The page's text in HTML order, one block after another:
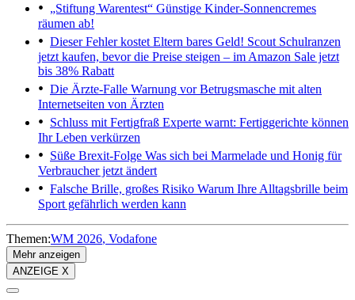
„Stiftung Warentest“ Günstige Kinder-Sonnencremes
räumen ab!
Dieser Fehler kostet Eltern bares Geld! Scout Schulranzen
jetzt kaufen, bevor die Preise steigen – im Amazon Sale jetzt
bis 38% Rabatt
Die Ärzte-Falle Warnung vor Betrugsmasche mit alten
Internetseiten von Ärzten
Schluss mit Fertigfraß Experte warnt: Fertiggerichte können
Ihr Leben verkürzen
Süße Brexit-Folge Was sich bei Marmelade und Honig für
Verbraucher jetzt ändert
Falsche Brille, großes Risiko Warum Ihre Alltagsbrille beim
Sport gefährlich werden kann
Themen:WM 2026 Vodafone
Mehr anzeigen
ANZEIGE X